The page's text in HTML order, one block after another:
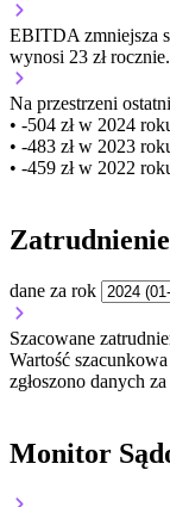
EBITDA zmniejsza
wynosi 23 zł rocznie.
Na przestrzeni
• -504 zł w 2024
• -483 zł w 2023
• -459 zł w 2022
Zatrudnienie
dane za rok
Szacowane
Wartość
zgłoszono danych
Monitor